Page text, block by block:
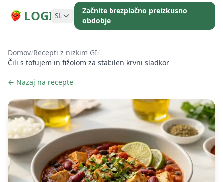
LOGI SL
Začnite brezplačno preizkusno
obdobje
Domov/Recepti z nizkim GI/
Čili s tofujem in fižolom za stabilen krvni sladkor
← Nazaj na recepte